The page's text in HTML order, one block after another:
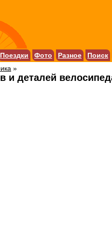
Поездки Фото Разное Поиск
»
и деталей